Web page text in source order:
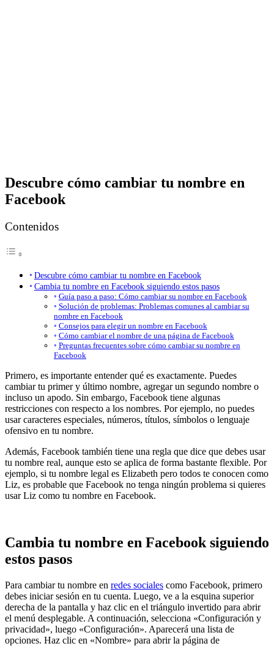
Descubre cómo cambiar tu nombre en
Facebook
Contenidos
Descubre cómo cambiar tu nombre en Facebook
Cambia tu nombre en Facebook siguiendo estos pasos
Guía paso a paso: Cómo cambiar su nombre en Facebook
Solución de problemas: Problemas comunes al cambiar su
nombre en Facebook
Consejos para elegir un nombre en Facebook
Cómo cambiar el nombre de una página de Facebook
Preguntas frecuentes sobre cómo cambiar su nombre en
Facebook
Primero, es importante entender qué es exactamente. Puedes
cambiar tu primer y último nombre, agregar un segundo nombre o
incluso un apodo. Sin embargo, Facebook tiene algunas
restricciones con respecto a los nombres. Por ejemplo, no puedes
usar caracteres especiales, números, títulos, símbolos o lenguaje
ofensivo en tu nombre.
Además, Facebook también tiene una regla que dice que debes usar
tu nombre real, aunque esto se aplica de forma bastante flexible. Por
ejemplo, si tu nombre legal es Elizabeth pero todos te conocen como
Liz, es probable que Facebook no tenga ningún problema si quieres
usar Liz como tu nombre en Facebook.
Cambia tu nombre en Facebook siguiendo
estos pasos
Para cambiar tu nombre en redes sociales como Facebook, primero
debes iniciar sesión en tu cuenta. Luego, ve a la esquina superior
derecha de la pantalla y haz clic en el triángulo invertido para abrir
el menú desplegable. A continuación, selecciona «Configuración y
privacidad», luego «Configuración». Aparecerá una lista de
opciones. Haz clic en «Nombre» para abrir la página de